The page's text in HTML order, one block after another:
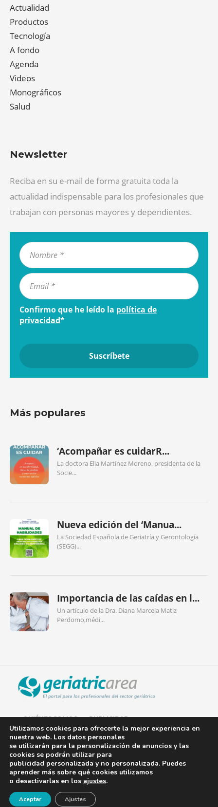
Actualidad
Productos
Tecnología
A fondo
Agenda
Videos
Monográficos
Salud
Newsletter
Reciba en su e-mail de forma gratuita toda la
actualidad indispensable para los profesionales que
trabajan con personas mayores y dependientes.
Confirmo que he leído la política de
privacidad*
Más populares
‘Acompañar es cuidarR...
La doctora Elia Martínez Moreno, presidenta de la
Socie...
Nueva edición del ‘Manua...
La Sociedad Española de Geriatría y Gerontología
(SEGG)...
Importancia de las caídas en l...
Un artículo de la Dra. Diana Marcela Matiz
Perdomo,médi...
QUIÉNES SOMOS PUBLICIDAD
AVISO LEGAL
POLÍTICA DE COOKIES
POLÍTICA DE PRIVACIDAD
CONTACTO¡Newsletter!
Utilizamos cookies para ofrecerte la mejor experiencia en
nuestra web. Los datos personales
se utilizarán para la personalización de anuncios y las
cookies se podrán utilizar para
publicidad personalizada y no personalizada. Puedes
aprender más sobre qué cookies utilizamos
o desactivarlas en los ajustes.
Aceptar Ajustes